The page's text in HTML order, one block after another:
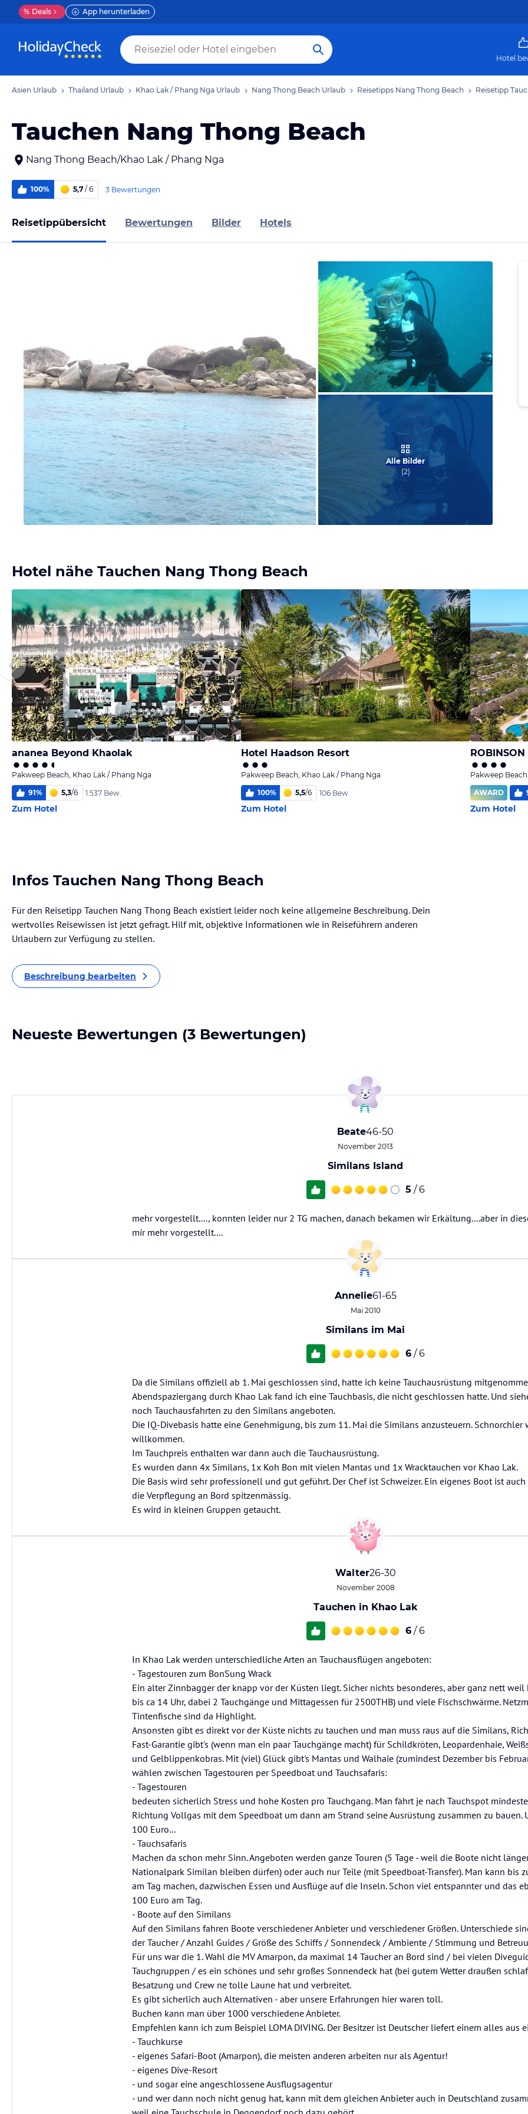
% Deals App herunterladen
Hotel
Asien Urlaub Thailand Urlaub Khao Lak / Phang Nga Urlaub Nang Thong Beach Urlaub Reisetipps Nang Thong Beach Reisetipp
Tauchen Nang Thong Beach
Nang Thong Beach/Khao Lak / Phang Nga
100% 5,7 / 6 3 Bewertungen
Reisetippübersicht Bewertungen Bilder Hotels
Bild melden
von Christine & Christian
Alle Bilder
(2)
Hotel nähe Tauchen Nang Thong Beach
ananea Beyond Khaolak
Pakweep Beach, Khao Lak / Phang Nga
91% 5,3/6 1.537 Bew.
Zum Hotel
Hotel Haadson Resort
Pakweep Beach, Khao Lak / Phang Nga
100% 5,5/6 106 Bew.
Zum Hotel
Pakweep
AWARD
Zum Hotel
Infos Tauchen Nang Thong Beach
Für den Reisetipp Tauchen Nang Thong Beach existiert leider noch keine allgemeine Beschreibung. Dein
wertvolles Reisewissen ist jetzt gefragt. Hilf mit, objektive Informationen wie in Reiseführern anderen
Urlaubern zur Verfügung zu stellen.
Beschreibung bearbeiten
Neueste Bewertungen (3 Bewertungen)
Beate46-50
November 2013
Similans Island
5 / 6
mehr vorgestellt...., konnten leider nur 2 TG machen, danach bekamen wir Erkältung....aber in
mír mehr vorgestellt....
Annelie61-65
Mai 2010
Similans im Mai
6 / 6
Da die Similans offiziell ab 1. Mai geschlossen sind, hatte ich keine Tauchausrüstung
Abendspaziergang durch Khao Lak fand ich eine Tauchbasis, die nicht geschlossen hatte. Und
noch Tauchausfahrten zu den Similans angeboten.
Die IQ-Divebasis hatte eine Genehmigung, bis zum 11. Mai die Similans anzusteuern. Schnorchler
willkommen.
Im Tauchpreis enthalten war dann auch die Tauchausrüstung.
Es wurden dann 4x Similans, 1x Koh Bon mit vielen Mantas und 1x Wracktauchen vor Khao Lak.
Die Basis wird sehr professionell und gut geführt. Der Chef ist Schweizer. Ein eigenes Boot ist
die Verpflegung an Bord spitzenmässig.
Es wird in kleinen Gruppen getaucht.
Walter26-30
November 2008
Tauchen in Khao Lak
6 / 6
In Khao Lak werden unterschiedliche Arten an Tauchausflügen angeboten:
- Tagestouren zum BonSung Wrack
Ein alter Zinnbagger der knapp vor der Küsten liegt. Sicher nichts besonderes, aber ganz nett weil
bis ca 14 Uhr, dabei 2 Tauchgänge und Mittagessen für 2500THB) und viele Fischschwärme.
Tintenfische sind da Highlight.
Ansonsten gibt es direkt vor der Küste nichts zu tauchen und man muss raus auf die Similans,
Fast-Garantie gibt's (wenn man ein paar Tauchgänge macht) für Schildkröten, Leopardenhaie,
und Gelblippenkobras. Mit (viel) Glück gibt's Mantas und Walhaie (zumindest Dezember bis
wählen zwischen Tagestouren per Speedboat und Tauchsafaris:
- Tagestouren
bedeuten sicherlich Stress und hohe Kosten pro Tauchgang. Man fährt je nach Tauchspot
Richtung Vollgas mit dem Speedboat um dann am Strand seine Ausrüstung zusammen zu bauen.
100 Euro...
- Tauchsafaris
Machen da schon mehr Sinn. Angeboten werden ganze Touren (5 Tage - weil die Boote nicht
Nationalpark Similan bleiben dürfen) oder auch nur Teile (mit Speedboat-Transfer). Man kann bis
am Tag machen, dazwischen Essen und Ausflüge auf die Inseln. Schon viel entspannter und das
100 Euro am Tag.
- Boote auf den Similans
Auf den Similans fahren Boote verschiedener Anbieter und verschiedener Größen. Unterschiede
der Taucher / Anzahl Guides / Größe des Schiffs / Sonnendeck / Ambiente / Stimmung und
Für uns war die 1. Wahl die MV Amarpon, da maximal 14 Taucher an Bord sind / bei vielen
Tauchgruppen / es ein schönes und sehr großes Sonnendeck hat (bei gutem Wetter draußen
Besatzung und Crew ne tolle Laune hat und verbreitet.
Es gibt sicherlich auch Alternativen - aber unsere Erfahrungen hier waren toll.
Buchen kann man über 1000 verschiedene Anbieter.
Empfehlen kann ich zum Beispiel LOMA DIVING. Der Besitzer ist Deutscher liefert einem alles aus
- Tauchkurse
- eigenes Safari-Boot (Amarpon), die meisten anderen arbeiten nur als Agentur!
- eigenes Dive-Resort
- und sogar eine angeschlossene Ausflugsagentur
- und wer dann noch nicht genug hat, kann mit dem gleichen Anbieter auch in Deutschland